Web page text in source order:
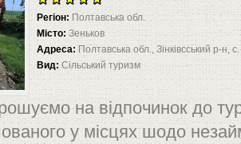
Регіон: Полтавська обл.
Місто: Зеньков
Адреса: Полтавська обл., Зінківсський р-н,
Вид:Сільський туризм
на відпочинок до
у місцях шодо